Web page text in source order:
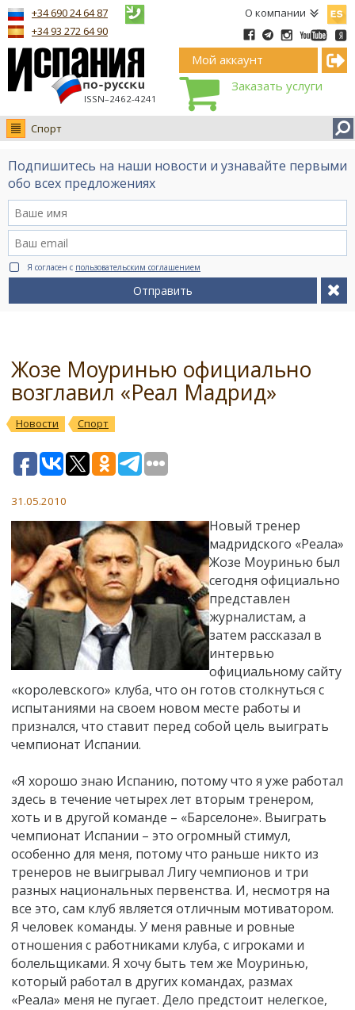
О компании
ISSN–2462-4241
+34 690 24 64 87
+34 93 272 64 90
Мой аккаунт
Заказать услуги
Спорт
Новости
Интервью
Видео Ruso.TV
BCN life
Сервис на немецком
Подпишитесь на наши новости и узнавайте первыми
обо всех предложениях
Я согласен с пользовательским соглашением
Отправить
Жозе Моуринью официально
возглавил «Реал Мадрид»
Новости Спорт
31.05.2010
Новый тренер
мадридского «Реала»
Жозе Моуринью был
сегодня официально
представлен
журналистам, а
затем рассказал в
интервью
официальному сайту
«королевского» клуба, что он готов столкнуться с
испытаниями на своем новом месте работы и
признался, что ставит перед собой цель выиграть
чемпионат Испании.
«Я хорошо знаю Испанию, потому что я уже работал
здесь в течение четырех лет вторым тренером,
хоть и в другой команде – «Барселоне». Выиграть
чемпионат Испании – это огромный стимул,
особенно для меня, потому что раньше никто из
тренеров не выигрывал Лигу чемпионов и три
разных национальных первенства. И, несмотря на
все это, сам клуб является отличным мотиватором.
Я человек команды. У меня равные и ровные
отношения с работниками клуба, с игроками и
болельщиками. Я хочу быть тем же Моуринью,
который работал в других командах, размах
«Реала» меня не пугает. Дело предстоит нелегкое,